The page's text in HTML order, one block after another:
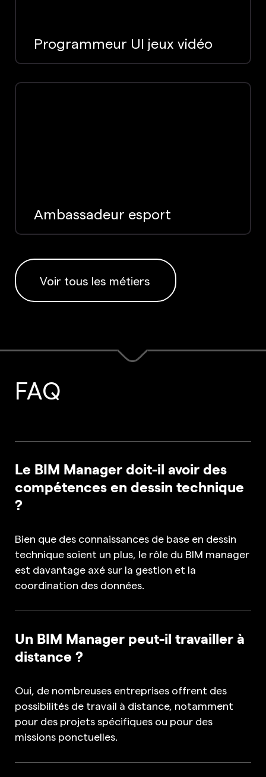
Programmeur UI jeux vidéo
Ambassadeur esport
Voir tous les métiers
FAQ
Le BIM Manager doit-il avoir des
compétences en dessin technique
?
Bien que des connaissances de base en dessin
technique soient un plus, le rôle du BIM manager
est davantage axé sur la gestion et la
coordination des données.
Un BIM Manager peut-il travailler à
distance ?
Oui, de nombreuses entreprises offrent des
possibilités de travail à distance, notamment
pour des projets spécifiques ou pour des
missions ponctuelles.